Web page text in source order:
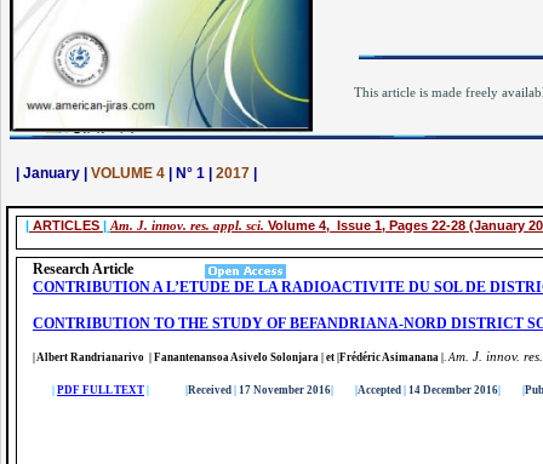
| ARTICLES | Am. J. innov. res. appl. sci. Volume 4, Issue 1, Pages 22-28 (January
| January | VOLUME 4 | N° 1 | 2017 |
Research Article
CONTRIBUTION A L’ETUDE DE LA RADIOACTIVITE DU SOL DE
CONTRIBUTION TO THE STUDY OF BEFANDRIANA-NORD DISTRICT
| Albert Randrianarivo | Fanantenansoa Asivelo Solonjara | et |Frédéric Asimanana Am. J. innov.
PDF FULL TEXT Received 17 November 2016 Accepted 14 December 2016
This article is made freely